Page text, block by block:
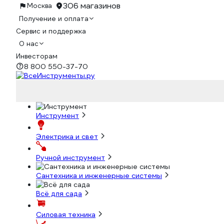
Москва 306 магазинов
Получение и оплата
Сервис и поддержка
О нас
Инвесторам
8 800 550-37-70
Инструмент
Электрика и свет
Ручной инструмент
Сантехника и инженерные системы
Всё для сада
Силовая техника